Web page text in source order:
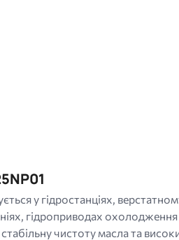
у гідростанціях,
гідроприводах
чистоту масла та